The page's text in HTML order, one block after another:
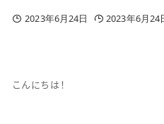
2023年6月24日 2023年6月24
こんにちは！